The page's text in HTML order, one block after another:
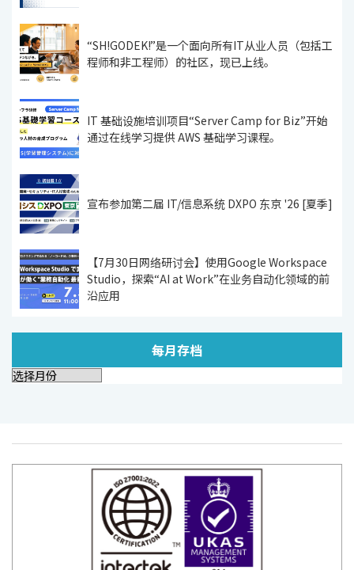
“SH!GODEK!”是一个面向所有IT从业人员（包括工
程师和非工程师）的社区，现已上线。
IT 基础设施培训项目“Server Camp for Biz”开始
通过在线学习提供 AWS 基础学习课程。
宣布参加第二届 IT/信息系统 DXPO 东京 '26 [夏季]
【7月30日网络研讨会】使用Google Workspace
Studio，探索“AI at Work”在业务自动化领域的前
沿应用
每月存档